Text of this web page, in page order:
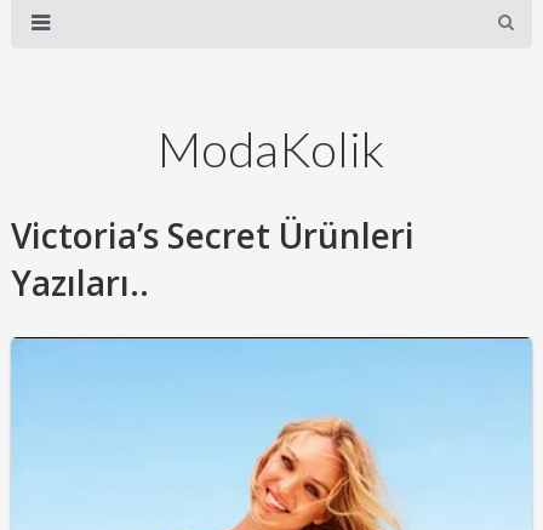
ModaKolik
Victoria’s Secret Ürünleri
Yazıları..